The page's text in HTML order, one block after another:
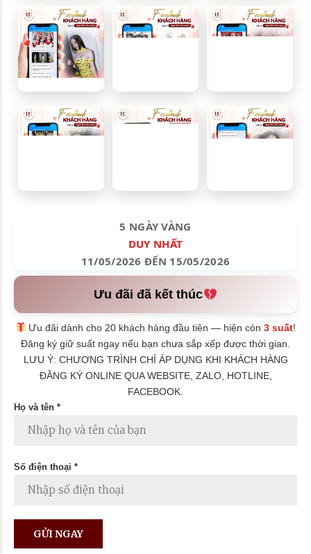
5 NGÀY VÀNG
DUY NHẤT
11/05/2026 ĐẾN 15/05/2026
Ưu đãi đã kết thúc
Ưu đãi dành cho 20 khách hàng đầu tiên — hiện còn3 suất!
Đăng ký giữ suất ngay nếu bạn chưa sắp xếp được thời gian.
LƯU Ý: CHƯƠNG TRÌNH CHỈ ÁP DỤNG KHI KHÁCH HÀNG
ĐĂNG KÝ ONLINE QUA WEBSITE, ZALO, HOTLINE,
FACEBOOK.
Họ và tên *
Số điện thoại *